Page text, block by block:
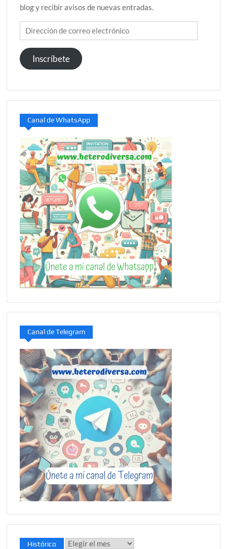
blog y recibir avisos de nuevas entradas.
Dirección
de
correo
electrónico
Inscríbete
Canal de WhatsApp
Canal de Telegram
Histórico Histórico